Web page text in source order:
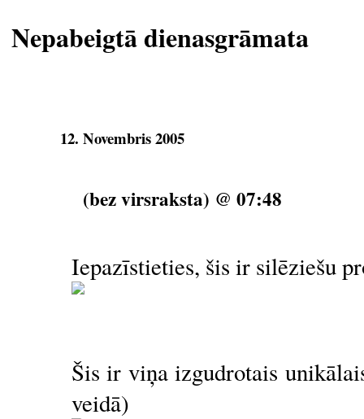
Nepabeigtā dienasgrāmata
12. Novembris 2005
(bez virsraksta) @ 07:48
Iepazīstieties, šis ir silēziešu
Šis ir viņa izgudrotais
veidā)